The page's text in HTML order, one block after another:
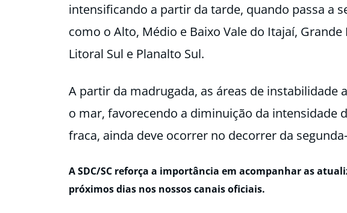
intensificando a partir da tarde, quando passa a
como o Alto, Médio e Baixo Vale do Itajaí,
Litoral Sul e Planalto Sul.
A partir da madrugada, as áreas de instabilidade
o mar, favorecendo a diminuição da intensidade
fraca, ainda deve ocorrer no decorrer da
A SDC/SC reforça a importância em acompanhar as
próximos dias nos nossos canais oficiais.